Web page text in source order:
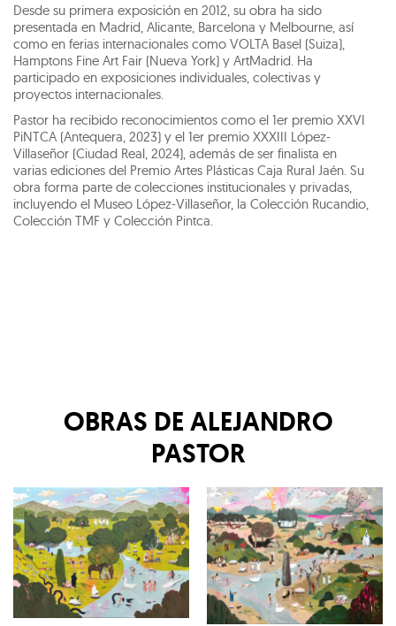
Desde su primera exposición en 2012, su obra ha sido
presentada en Madrid, Alicante, Barcelona y Melbourne, así
como en ferias internacionales como VOLTA Basel (Suiza),
Hamptons Fine Art Fair (Nueva York) y ArtMadrid. Ha
participado en exposiciones individuales, colectivas y
proyectos internacionales.
Pastor ha recibido reconocimientos como el 1er premio XXVI
PiNTCA (Antequera, 2023) y el 1er premio XXXIII López-
Villaseñor (Ciudad Real, 2024), además de ser finalista en
varias ediciones del Premio Artes Plásticas Caja Rural Jaén. Su
obra forma parte de colecciones institucionales y privadas,
incluyendo el Museo López-Villaseñor, la Colección Rucandio,
Colección TMF y Colección Pintca.
OBRAS DE ALEJANDRO
PASTOR